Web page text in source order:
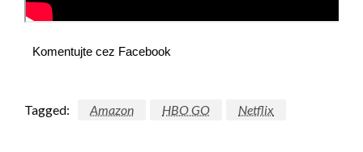
Komentujte cez Facebook
Tagged: Amazon HBO GO Netflix